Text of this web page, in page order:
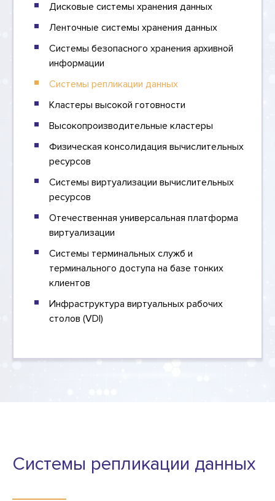
Дисковые системы хранения данных
Ленточные системы хранения данных
Системы безопасного хранения архивной
информации
Системы репликации данных
Кластеры высокой готовности
Высокопроизводительные кластеры
Физическая консолидация вычислительных
ресурсов
Системы виртуализации вычислительных
ресурсов
Отечественная универсальная платформа
виртуализации
Системы терминальных служб и
терминального доступа на базе тонких
клиентов
Инфраструктура виртуальных рабочих
столов (VDI)
Системы репликации данных